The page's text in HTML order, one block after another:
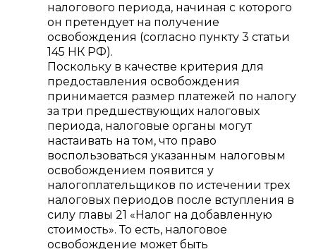
налогового периода, начиная с которого
он претендует на получение
освобождения (согласно пункту 3 статьи
145 НК РФ).
Поскольку в качестве критерия для
предоставления освобождения
принимается размер платежей по налогу
за три предшествующих налоговых
периода, налоговые органы могут
настаивать на том, что право
воспользоваться указанным налоговым
освобождением появится у
налогоплательщиков по истечении трех
налоговых периодов после вступления в
силу главы 21 «Налог на добавленную
стоимость». То есть, налоговое
освобождение может быть